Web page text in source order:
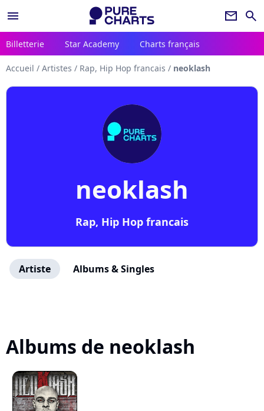
menu newsletter search
Billetterie Star Academy Charts français
Accueil / Artistes / Rap, Hip Hop francais / neoklash
neoklash
Rap, Hip Hop francais
Artiste Albums & Singles
Albums de neoklash